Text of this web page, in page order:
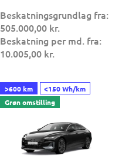
Beskatningsgrundlag fra:
505.000,00 kr.
Beskatning per md. fra:
10.005,00 kr.